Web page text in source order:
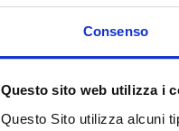
Consenso
Questo sito web utilizza i
Questo Sito utilizza alcuni